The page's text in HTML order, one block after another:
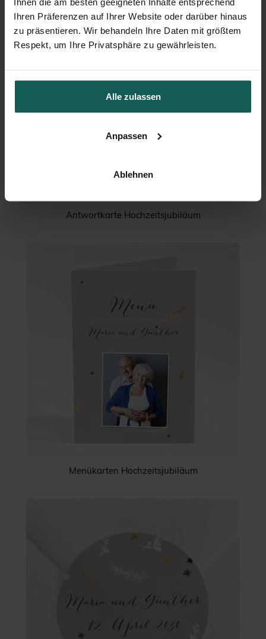
Ihren Präferenzen auf Ihrer Website oder darüber hinaus
zu präsentieren. Wir behandeln Ihre Daten mit größtem
Respekt, um Ihre Privatsphäre zu gewährleisten.
Alle zulassen
Anpassen
Ablehnen
Antwortkarte Hochzeitsjubiläum
Menükarten Hochzeitsjubiläum